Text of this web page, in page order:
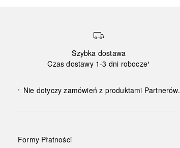
Szybka dostawa
Czas dostawy 1-3 dni robocze¹
¹ Nie dotyczy zamówień z produktami Partnerów.
Formy Płatności